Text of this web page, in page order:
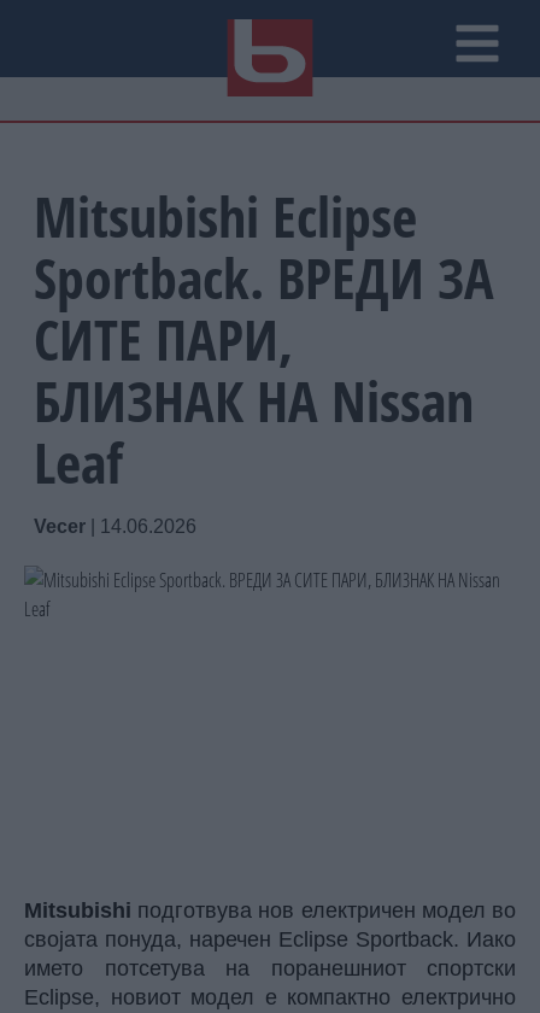
Mitsubishi Eclipse
Sportback. ВРЕДИ ЗА
СИТЕ ПАРИ,
БЛИЗНАК НА Nissan
Leaf
Vecer 14.06.2026
Mitsubishi подготвува нов електричен модел во
својата понуда, наречен Eclipse Sportback. Иако
името потсетува на поранешниот спортски
Eclipse, новиот модел е компактно електрично